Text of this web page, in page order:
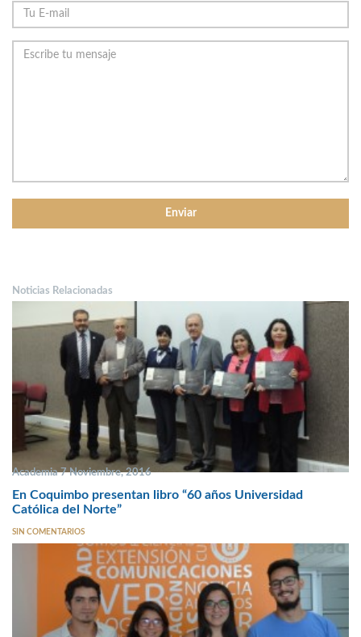
Noticias Relacionadas
Academia 7 Noviembre, 2016
En Coquimbo presentan libro “60 años Universidad
Católica del Norte”
SIN COMENTARIOS